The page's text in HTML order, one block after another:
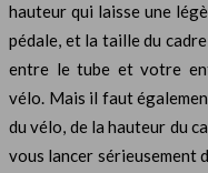
hauteur qui laisse une
pédale, et la taille du
entre le tube et votre
vélo. Mais il faut
du vélo, de la hauteur du
vous lancer sérieusement